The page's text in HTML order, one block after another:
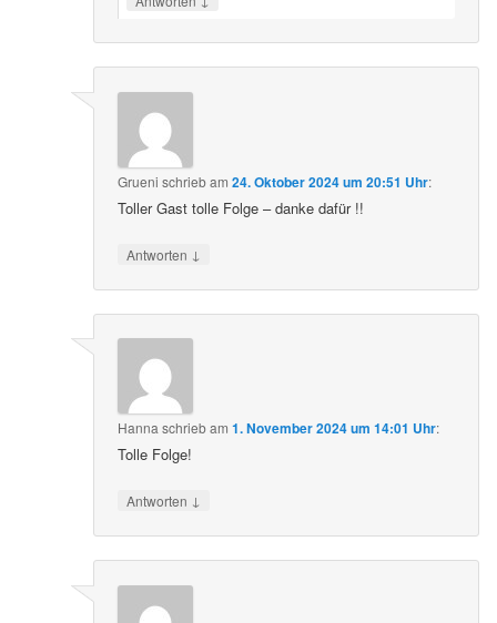
Grueni schriebam24. Oktober 2024 um 20:51 Uhr:
Toller Gast tolle Folge – danke dafür !!
Antworten ↓
Hanna schriebam1. November 2024 um 14:01 Uhr:
Tolle Folge!
Antworten ↓